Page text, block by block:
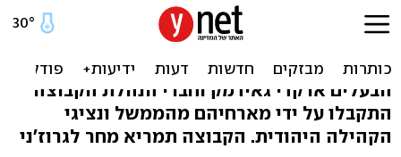
קבלת פנים לראשי בית"ר
ירושלים בצ'צ'ניה
הבעלים ארקדי גאידמק וחברי הנהלת הקבוצה
התקבלו על ידי מארחיהם מהממשל ונציגי
הקהילה היהודית. הקבוצה תמריא מחר לגרוז'ני